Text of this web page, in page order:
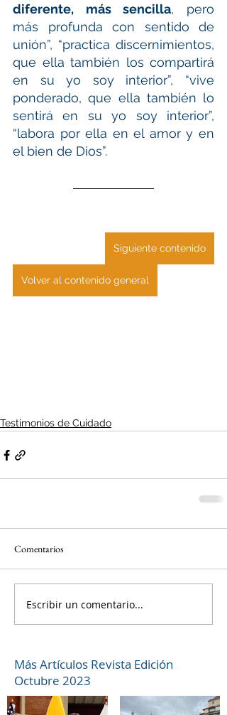
diferente, más sencilla, pero
más profunda con sentido de
unión”, “practica discernimientos,
que ella también los compartirá
en su yo soy interior”, “vive
ponderado, que ella también lo
sentirá en su yo soy interior”,
“labora por ella en el amor y en
el bien de Dios”.
Siguiente contenido
Volver al contenido general
Testimonios de Cuidado
Comentarios
Escribir un comentario...
Más Artículos Revista Edición
Octubre 2023